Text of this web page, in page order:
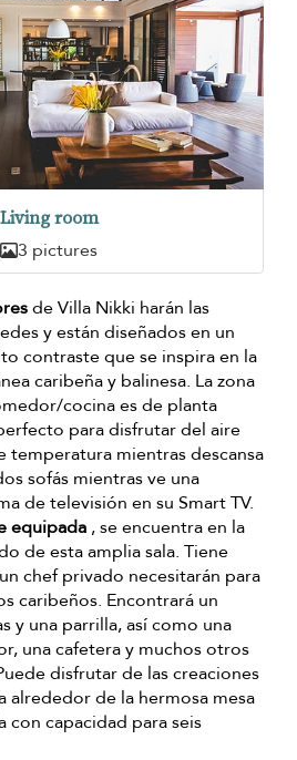
Living room
3 pictures
de Villa Nikki harán las
y están diseñados en un
contraste que se inspira en la
caribeña y balinesa. La zona
cocina es de planta
para disfrutar del aire
mientras descansa
sofás mientras ve una
de televisión en su Smart TV.
equipada , se encuentra en la
de esta amplia sala. Tiene
chef privado necesitarán para
caribeños. Encontrará un
y una parrilla, así como una
una cafetera y muchos otros
disfrutar de las creaciones
alrededor de la hermosa mesa
capacidad para seis